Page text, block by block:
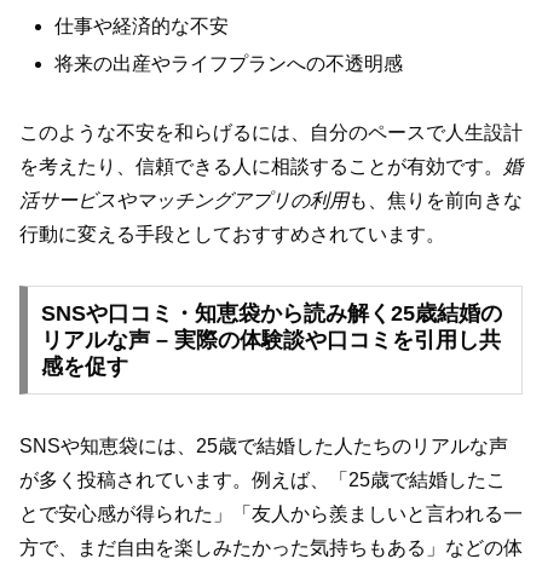
仕事や経済的な不安
将来の出産やライフプランへの不透明感
このような不安を和らげるには、自分のペースで人生設計
を考えたり、信頼できる人に相談することが有効です。
婚
活サービスやマッチングアプリの利用も、焦りを前向きな
行動に変える手段としておすすめされています。
SNSや口コミ・知恵袋から読み解く25歳結婚の
リアルな声 – 実際の体験談や口コミを引用し共
感を促す
SNSや知恵袋には、25歳で結婚した人たちのリアルな声
が多く投稿されています。例えば、「25歳で結婚したこ
とで安心感が得られた」「友人から羨ましいと言われる一
方で、まだ自由を楽しみたかった気持ちもある」などの体